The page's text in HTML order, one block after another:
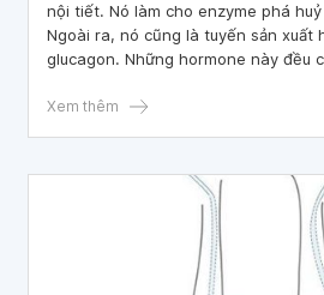
nội tiết. Nó làm cho enzyme phá
Ngoài ra, nó cũng là tuyến sản xuất
glucagon. Những hormone này đều
Xem thêm